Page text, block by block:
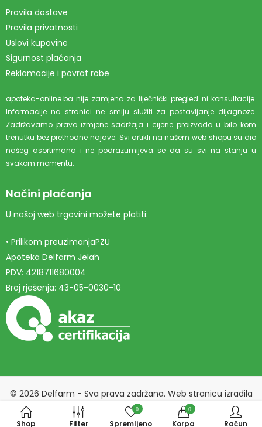
Pravila dostave
Pravila privatnosti
Uslovi kupovine
Sigurnost plaćanja
Reklamacije i povrat robe
apoteka-online.ba nije zamjena za liječnički pregled ni konsultacije.
Informacije na stranici ne smiju služiti za postavljanje dijagnoze.
Zadržavamo pravo izmjene sadržaja i cijene proizvoda u bilo kom
trenutku bez prethodne najave. Svi artikli na našem web shopu su dio
našeg asortimana i ne podrazumijeva se da su svi na stanju u
svakom momentu.
Načini plaćanja
U našoj web trgovini možete platiti:
• Prilikom preuzimanjaPZU
Apoteka Delfarm Jelah
PDV: 4218711680004
Broj rješenja: 43-05-0030-10
© 2026 Delfarm - Sva prava zadržana. Web stranicu izradila
Marketing agencija EBTEH.
Shop Filter
0
Spremljeno
0
Korpa Račun